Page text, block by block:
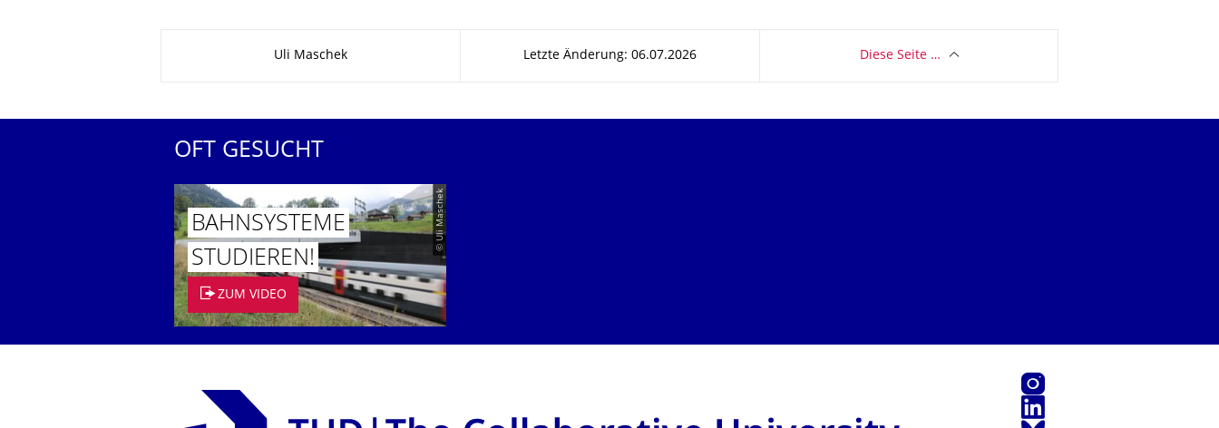
Uli Maschek Letzte Änderung: 06.07.2026 Diese Seite …
OFT GESUCHT
© Uli Maschek
BAHNSYSTEME
STUDIEREN!
ZUM VIDEO
Instagram
LinkedIn